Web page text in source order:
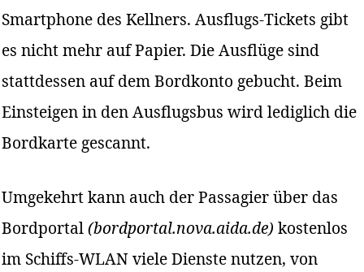
Smartphone des Kellners. Ausflugs-Tickets gibt
es nicht mehr auf Papier. Die Ausflüge sind
stattdessen auf dem Bordkonto gebucht. Beim
Einsteigen in den Ausflugsbus wird lediglich die
Bordkarte gescannt.
Umgekehrt kann auch der Passagier über das
Bordportal(bordportal.nova.aida.de) kostenlos
im Schiffs-WLAN viele Dienste nutzen, von